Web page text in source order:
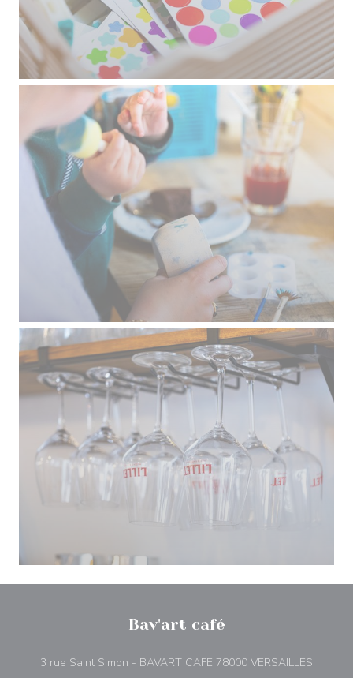
Bav'art café
3 rue Saint Simon - BAVART CAFE 78000 VERSAILLES